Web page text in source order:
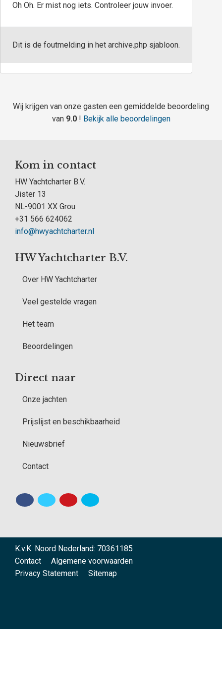
Oh Oh. Er mist nog iets. Controleer jouw invoer.
Dit is de foutmelding in het archive.php sjabloon.
Wij krijgen van onze gasten een gemiddelde beoordeling
van 9.0 ! Bekijk alle beoordelingen
Kom in contact
HW Yachtcharter B.V.
Jister 13
NL-9001 XX Grou
+31 566 624062
info@hwyachtcharter.nl
HW Yachtcharter B.V.
Over HW Yachtcharter
Veel gestelde vragen
Het team
Beoordelingen
Direct naar
Onze jachten
Prijslijst en beschikbaarheid
Nieuwsbrief
Contact
K.v.K. Noord Nederland: 70361185
Contact
Algemene voorwaarden
Privacy Statement
Sitemap